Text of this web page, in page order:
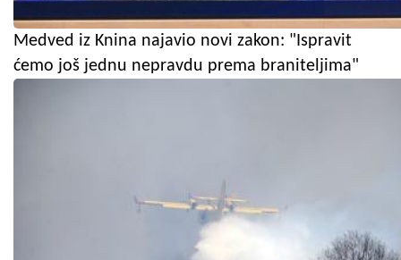
Medved iz Knina najavio novi zakon: "Ispravit
ćemo još jednu nepravdu prema braniteljima"